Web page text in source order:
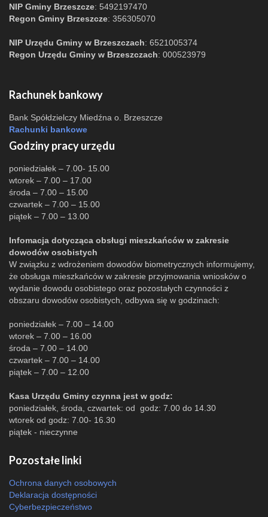
NIP Gminy Brzeszcze: 5492197470
Regon Gminy Brzeszcze: 356305070
NIP Urzędu Gminy w Brzeszczach: 6521005374
Regon Urzędu Gminy w Brzeszczach: 000523979
Rachunek bankowy
Bank Spółdzielczy Miedźna o. Brzeszcze
Rachunki bankowe
Godziny pracy urzędu
poniedziałek – 7.00- 15.00
wtorek – 7.00 – 17.00
środa – 7.00 – 15.00
czwartek – 7.00 – 15.00
piątek – 7.00 – 13.00
Infomacja dotycząca obsługi mieszkańców w zakresie
dowodów osobistych
W związku z wdrożeniem dowodów biometrycznych informujemy,
że obsługa mieszkańców w zakresie przyjmowania wniosków o
wydanie dowodu osobistego oraz pozostałych czynności z
obszaru dowodów osobistych, odbywa się w godzinach:
poniedziałek – 7.00 – 14.00
wtorek – 7.00 – 16.00
środa – 7.00 – 14.00
czwartek – 7.00 – 14.00
piątek – 7.00 – 12.00
Kasa Urzędu Gminy czynna jest w godz:
poniedziałek, środa, czwartek: od godz: 7.00 do 14.30
wtorek od godz: 7.00- 16.30
piątek - nieczynne
Pozostałe linki
Ochrona danych osobowych
Deklaracja dostępności
Cyberbezpieczeństwo